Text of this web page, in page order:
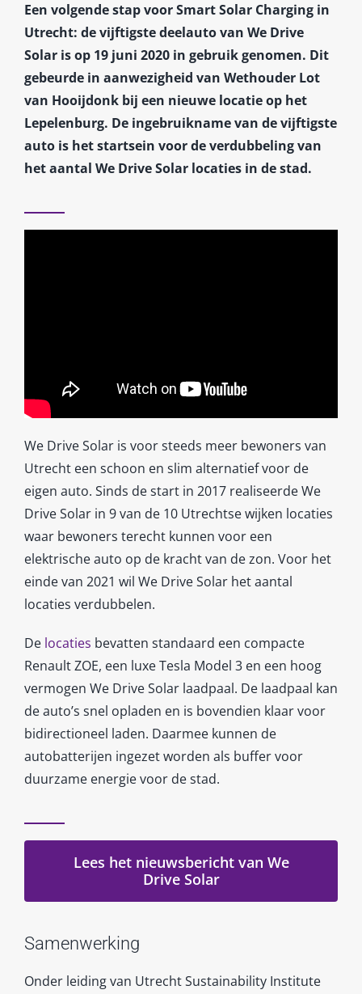
Een volgende stap voor Smart Solar Charging in
Utrecht: de vijftigste deelauto van We Drive
Solar is op 19 juni 2020 in gebruik genomen. Dit
gebeurde in aanwezigheid van Wethouder Lot
van Hooijdonk bij een nieuwe locatie op het
Lepelenburg. De ingebruikname van de vijftigste
auto is het startsein voor de verdubbeling van
het aantal We Drive Solar locaties in de stad.
We Drive Solar is voor steeds meer bewoners van
Utrecht een schoon en slim alternatief voor de
eigen auto. Sinds de start in 2017 realiseerde We
Drive Solar in 9 van de 10 Utrechtse wijken locaties
waar bewoners terecht kunnen voor een
elektrische auto op de kracht van de zon. Voor het
einde van 2021 wil We Drive Solar het aantal
locaties verdubbelen.
De locaties bevatten standaard een compacte
Renault ZOE, een luxe Tesla Model 3 en een hoog
vermogen We Drive Solar laadpaal. De laadpaal kan
de auto’s snel opladen en is bovendien klaar voor
bidirectioneel laden. Daarmee kunnen de
autobatterijen ingezet worden als buffer voor
duurzame energie voor de stad.
Lees het nieuwsbericht van We
Drive Solar
Samenwerking
Onder leiding van Utrecht Sustainability Institute